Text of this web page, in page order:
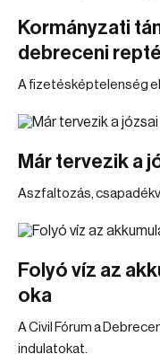
Kormányzati
debreceni
A fizetésképtelenség
Már tervezik a
Aszfaltozás,
Folyó víz az
oka
A Civil Fórum a
indulatokat.